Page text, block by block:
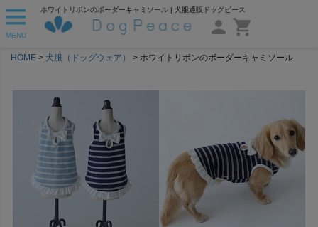
MENU
ホワイトリボンのボーダーキャミソール | 犬服通販ドッグピース
HOME 犬服（ドッグウェア） ホワイトリボンのボーダーキャミソール